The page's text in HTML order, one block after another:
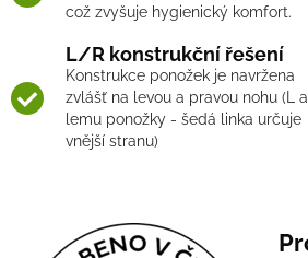
což zvyšuje hygienický komfort.
L/R konstrukční řešení
Konstrukce ponožek je navržena
zvlášť na levou a pravou nohu (L
lemu ponožky - šedá linka určuje
vnější stranu)